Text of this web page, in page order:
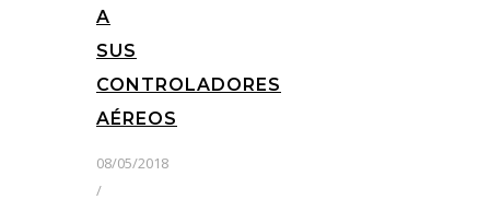
A
SUS
CONTROLADORES
AÉREOS
08/05/2018
/